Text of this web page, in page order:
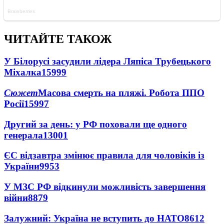
ЧИТАЙТЕ ТАКОЖ
У Білорусі засудили лідера Ляпіса Трубецького
Міхалка15999
СюжетМасова смерть на пляжі. Робота ППО
Росії15997
Другий за день: у РФ поховали ще одного
генерала13001
ЄС відзавтра змінює правила для чоловіків із
України9953
У МЗС РФ відкинули можливість завершення
війни8879
Залужний: Україна не вступить до НАТО8612